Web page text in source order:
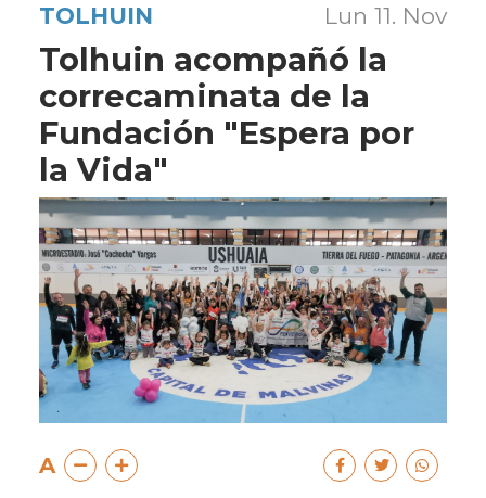
TOLHUIN Lun 11. Nov
Tolhuin acompañó la
correcaminata de la
Fundación "Espera por
la Vida"
A